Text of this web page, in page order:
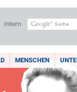
Intern
MENSCHEN